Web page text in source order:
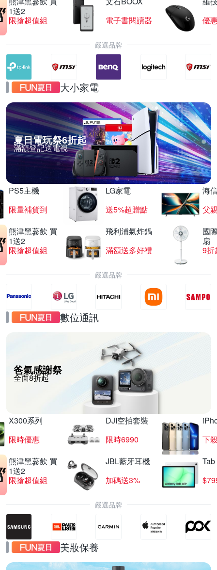
1送2
限搶超值組
電子書閱讀器
優
嚴選品牌
大小家電
夏日電玩祭6折起
滿額登記送電視
PS5主機
限量補貨到
LG家電
送5%超贈點
海
父
熊津黑蔘飲 買
1送2
限搶超值組
飛利浦氣炸鍋
滿額送多好禮
國
扇
9折
嚴選品牌
數位通訊
爸氣感謝祭
全面8折起
X300系列
限時優惠
DJI空拍套裝
限時6990
下
熊津黑蔘飲 買
1送2
限搶超值組
JBL藍牙耳機
加碼送3%
嚴選品牌
美妝保養